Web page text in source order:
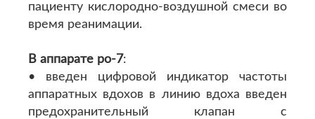
пациенту кислородно-воздушной смеси во
время реанимации.
В аппарате ро-7:
• введен цифровой индикатор частоты
аппаратных вдохов в линию вдоха введен
предохранительный клапан с